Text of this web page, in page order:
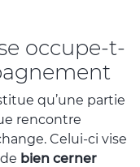
occupe-t-
qu’une partie
rencontre
Celui-ci vise
bien cerner